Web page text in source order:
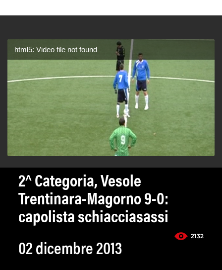
html5: Video file not found
2^ Categoria, Vesole
Trentinara-Magorno 9-0:
capolista schiacciasassi
2132
02 dicembre 2013